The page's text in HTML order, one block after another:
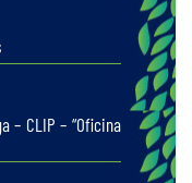
– CLIP – “Oficina